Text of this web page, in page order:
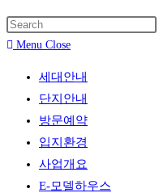
Menu Close
세대안내
단지안내
방문예약
입지환경
사업개요
E-모델하우스